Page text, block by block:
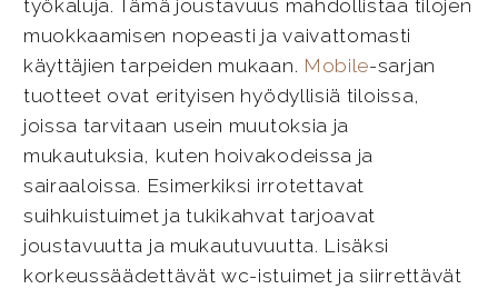
työkaluja. Tämä joustavuus mahdollistaa tilojen
muokkaamisen nopeasti ja vaivattomasti
käyttäjien tarpeiden mukaan. Mobile-sarjan
tuotteet ovat erityisen hyödyllisiä tiloissa,
joissa tarvitaan usein muutoksia ja
mukautuksia, kuten hoivakodeissa ja
sairaaloissa. Esimerkiksi irrotettavat
suihkuistuimet ja tukikahvat tarjoavat
joustavuutta ja mukautuvuutta. Lisäksi
korkeussäädettävät wc-istuimet ja siirrettävät